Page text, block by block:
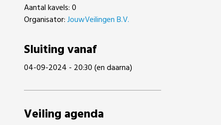
Aantal kavels: 0
Organisator:JouwVeilingen B.V.
Sluiting vanaf
04-09-2024 - 20:30 (en daarna)
Veiling agenda